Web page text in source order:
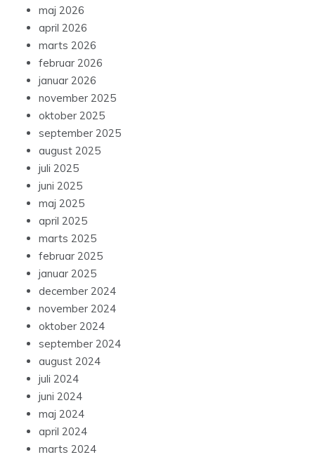
maj 2026
april 2026
marts 2026
februar 2026
januar 2026
november 2025
oktober 2025
september 2025
august 2025
juli 2025
juni 2025
maj 2025
april 2025
marts 2025
februar 2025
januar 2025
december 2024
november 2024
oktober 2024
september 2024
august 2024
juli 2024
juni 2024
maj 2024
april 2024
marts 2024